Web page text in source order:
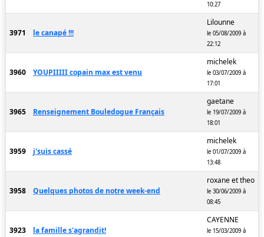
10:27
3971 le canapé !!!
Lilounne
le 05/08/2009 à
22:12
3960 YOUPIIIII copain max est venu
michelek
le 03/07/2009 à
17:01
3965 Renseignement Bouledogue Français
gaetane
le 19/07/2009 à
18:01
3959 j'suis cassé
michelek
le 01/07/2009 à
13:48
3958 Quelques photos de notre week-end
roxane et theo
le 30/06/2009 à
08:45
3923 la famille s'agrandit!
CAYENNE
le 15/03/2009 à